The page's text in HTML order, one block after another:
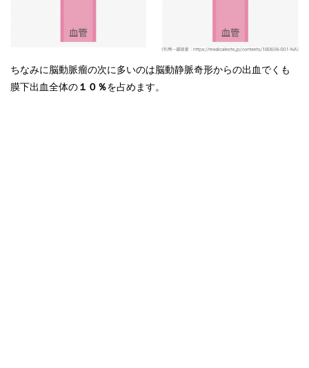
ちなみに脳動脈瘤の次に多いのは脳動静脈奇形からの出血でくも
膜下出血全体の１０％を占めます。